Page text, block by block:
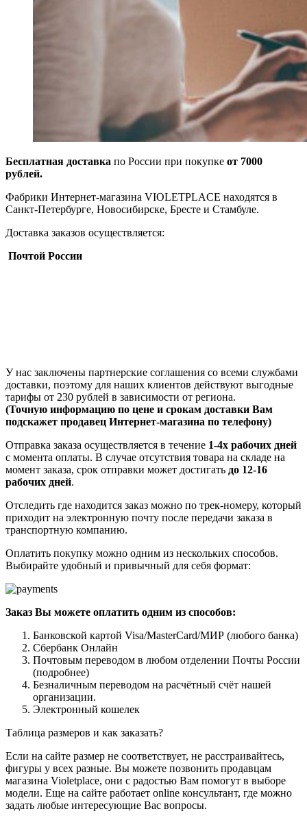
Бесплатная доставка по России при покупке от 7000
рублей.
Фабрики Интернет-магазина VIOLETPLACE находятся в
Санкт-Петербурге, Новосибирске, Бресте и Стамбуле.
Доставка заказов осуществляется:
Почтой России
У нас заключены партнерские соглашения со всеми службами
доставки, поэтому для наших клиентов действуют выгодные
тарифы от 230 рублей в зависимости от региона.
(Точную информацию по цене и срокам доставки Вам
подскажет продавец Интернет-магазина по телефону)
Отправка заказа осуществляется в течение 1-4х рабочих дней
с момента оплаты. В случае отсутствия товара на складе на
момент заказа, срок отправки может достигать до 12-16
рабочих дней.
Отследить где находится заказ можно по трек-номеру, который
приходит на электронную почту после передачи заказа в
транспортную компанию.
Оплатить покупку можно одним из нескольких способов.
Выбирайте удобный и привычный для себя формат:
Заказ Вы можете оплатить одним из способов:
Банковской картой Visa/MasterCard/МИР (любого банка)
Сбербанк Онлайн
Почтовым переводом в любом отделении Почты России
(подробнее)
Безналичным переводом на расчётный счёт нашей
организации.
Электронный кошелек
Таблица размеров и как заказать?
Если на сайте размер не соответствует, не расстраивайтесь,
фигуры у всех разные. Вы можете позвонить продавцам
магазина Violetplace, они с радостью Вам помогут в выборе
модели. Еще на сайте работает online консультант, где можно
задать любые интересующие Вас вопросы.